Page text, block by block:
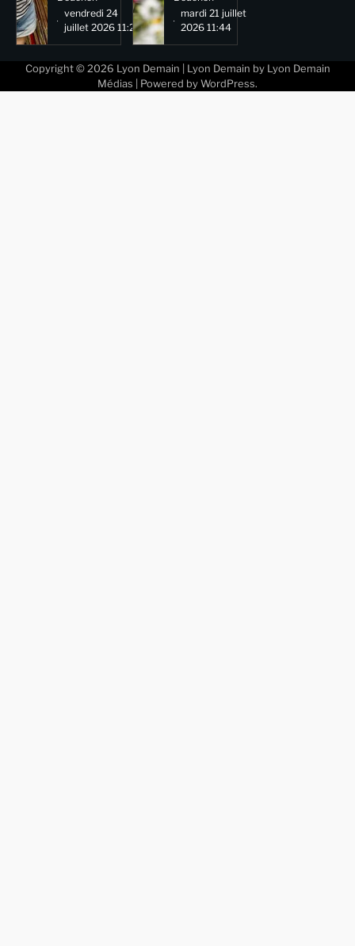
vendredi 24
juillet 2026 11:29
mardi 21 juillet
2026 11:44
Copyright © 2026 Lyon Demain | Lyon Demain by Lyon Demain
Médias | Powered by WordPress.